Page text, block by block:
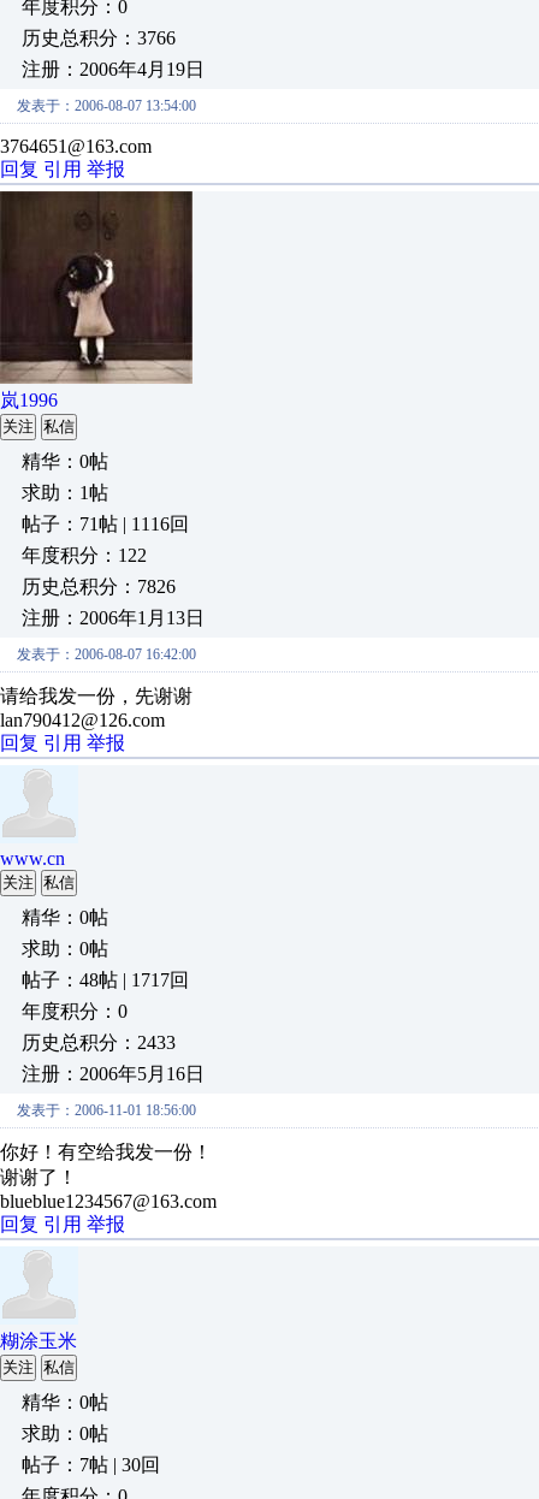
年度积分：0
历史总积分：3766
注册：2006年4月19日
发表于：2006-08-07 13:54:00
3764651@163.com
回复 引用 举报
岚1996
关注 私信
精华：0帖
求助：1帖
帖子：71帖 | 1116回
年度积分：122
历史总积分：7826
注册：2006年1月13日
发表于：2006-08-07 16:42:00
请给我发一份，先谢谢
lan790412@126.com
回复 引用 举报
www.cn
关注 私信
精华：0帖
求助：0帖
帖子：48帖 | 1717回
年度积分：0
历史总积分：2433
注册：2006年5月16日
发表于：2006-11-01 18:56:00
你好！有空给我发一份！
谢谢了！
blueblue1234567@163.com
回复 引用 举报
糊涂玉米
关注 私信
精华：0帖
求助：0帖
帖子：7帖 | 30回